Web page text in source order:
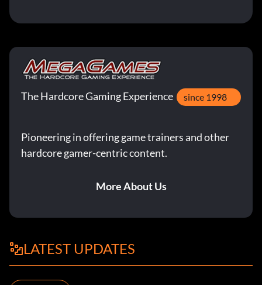
The Hardcore Gaming Experience since 1998
Pioneering in offering game trainers and other
hardcore gamer-centric content.
More About Us
LATEST UPDATES